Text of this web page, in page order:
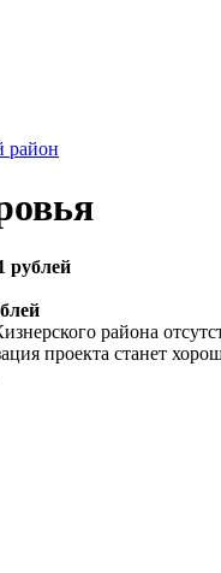
район
рублей
района
проекта станет